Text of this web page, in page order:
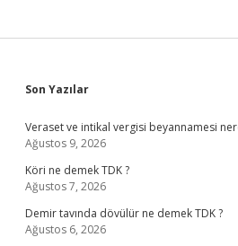
Sidebar
Son Yazılar
Veraset ve intikal vergisi beyannamesi
Ağustos 9, 2026
Köri ne demek TDK ?
Ağustos 7, 2026
Demir tavında dövülür ne demek TDK ?
Ağustos 6, 2026